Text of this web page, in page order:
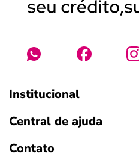
Institucional
Central de ajuda
Contato